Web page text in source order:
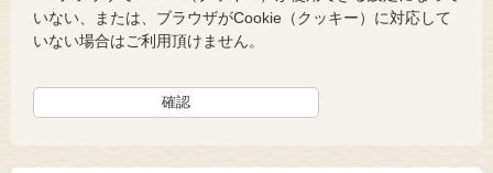
いない、または、ブラウザがCookie（クッキー）に対応して
いない場合はご利用頂けません。